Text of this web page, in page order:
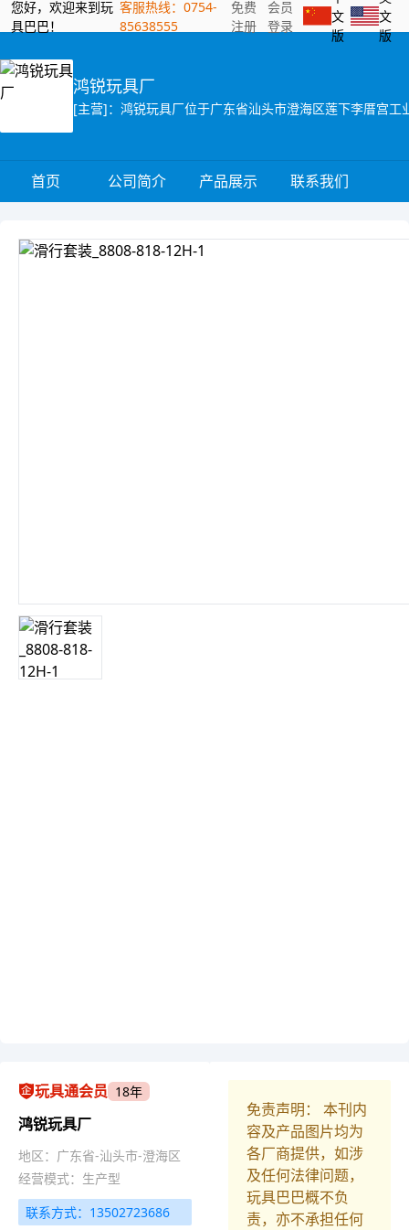
您好，欢迎来到玩
具巴巴！
客服热线：0754-
85638555
免费
注册
会员
登录
文
版
文
版
鸿锐玩具厂
首页 公司简介 产品展示 联系我们
玩具通会员 18年
鸿锐玩具厂
地区：广东省-汕头市-澄海区
经营模式：生产型
联系方式：13502723686
免责声明： 本刊内
容及产品图片均为
各厂商提供，如涉
及任何法律问题，
玩具巴巴概不负
责，亦不承担任何